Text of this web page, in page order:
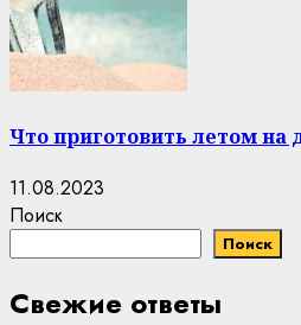
Что приготовить летом на
11.08.2023
Поиск
Поиск
Свежие ответы